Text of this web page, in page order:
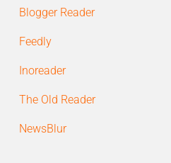
Blogger Reader
Feedly
Inoreader
The Old Reader
NewsBlur